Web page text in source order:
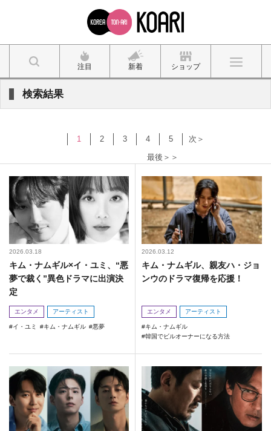
注目 新着 ショップ
検索結果
1 2 3 4 5
次＞
最後＞＞
2026.03.18
キム・ナムギル×イ・ユミ、“悪
夢で裁く”異色ドラマに出演決
定
エンタメ アーティスト
イ・ユミ キム・ナムギル 悪夢
2026.03.12
キム・ナムギル、親友ハ・ジョ
ンウのドラマ復帰を応援！
エンタメ アーティスト
キム・ナムギル
韓国でビルオーナーになる方法